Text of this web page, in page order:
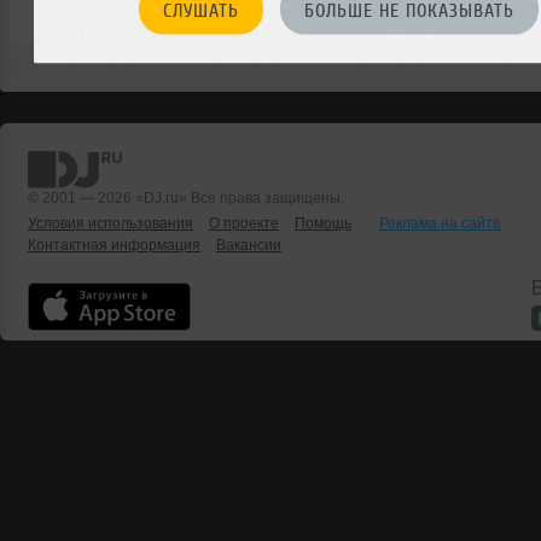
СЛУШАТЬ БОЛЬШЕ НЕ ПОКАЗЫВАТЬ
© 2001 — 2026 «DJ.ru» Все права защищены.
Условия использования
О проекте Помощь
Реклама на сайте
Контактная информация
Вакансии